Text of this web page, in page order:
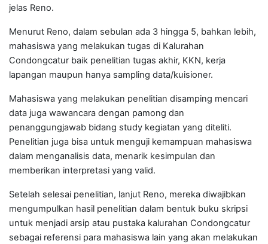
jelas Reno.
Menurut Reno, dalam sebulan ada 3 hingga 5, bahkan lebih,
mahasiswa yang melakukan tugas di Kalurahan
Condongcatur baik penelitian tugas akhir, KKN, kerja
lapangan maupun hanya sampling data/kuisioner.
Mahasiswa yang melakukan penelitian disamping mencari
data juga wawancara dengan pamong dan
penanggungjawab bidang study kegiatan yang diteliti.
Penelitian juga bisa untuk menguji kemampuan mahasiswa
dalam menganalisis data, menarik kesimpulan dan
memberikan interpretasi yang valid.
Setelah selesai penelitian, lanjut Reno, mereka diwajibkan
mengumpulkan hasil penelitian dalam bentuk buku skripsi
untuk menjadi arsip atau pustaka kalurahan Condongcatur
sebagai referensi para mahasiswa lain yang akan melakukan